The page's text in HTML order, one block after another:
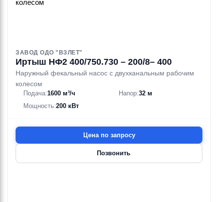
ЗАВОД ОДО "ВЗЛЕТ"
Иртыш НФ2 400/750.730 – 200/8– 400
Наружный фекальный насос с двухканальным рабочим
колесом
Подача:1600 м³/ч Напор:32 м
Мощность:200 кВт
Цена по запросу
Позвонить